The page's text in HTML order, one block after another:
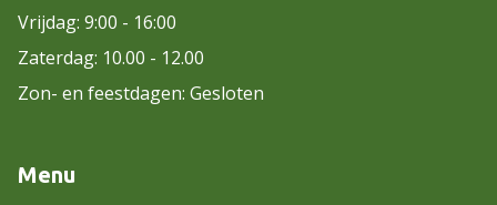
Vrijdag: 9:00 - 16:00
Zaterdag: 10.00 - 12.00
Zon- en feestdagen: Gesloten
Menu